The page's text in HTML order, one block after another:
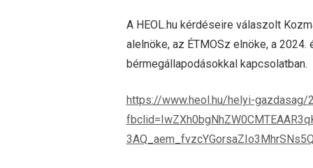
A HEOL.hu kérdéseire válaszolt
alelnöke, az ÉTMOSz elnöke, a
bérmegállapodásokkal kapcsolatban.
https://www.heol.hu/helyi-
3AQ_aem_fvzcYGorsaZIo3MhrSNs5Q